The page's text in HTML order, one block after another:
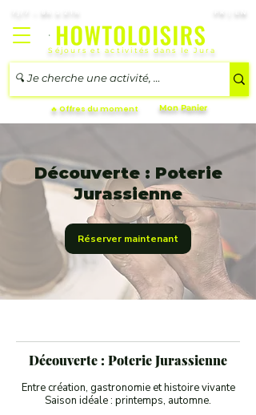
FR | EN
Séjours et activités dans le Jura
Mon Panier
🔥 Offres du moment
Découverte : Poterie
Jurassienne
Réserver maintenant
Découverte : Poterie Jurassienne
Entre création, gastronomie et histoire vivante
Saison idéale : printemps, automne.